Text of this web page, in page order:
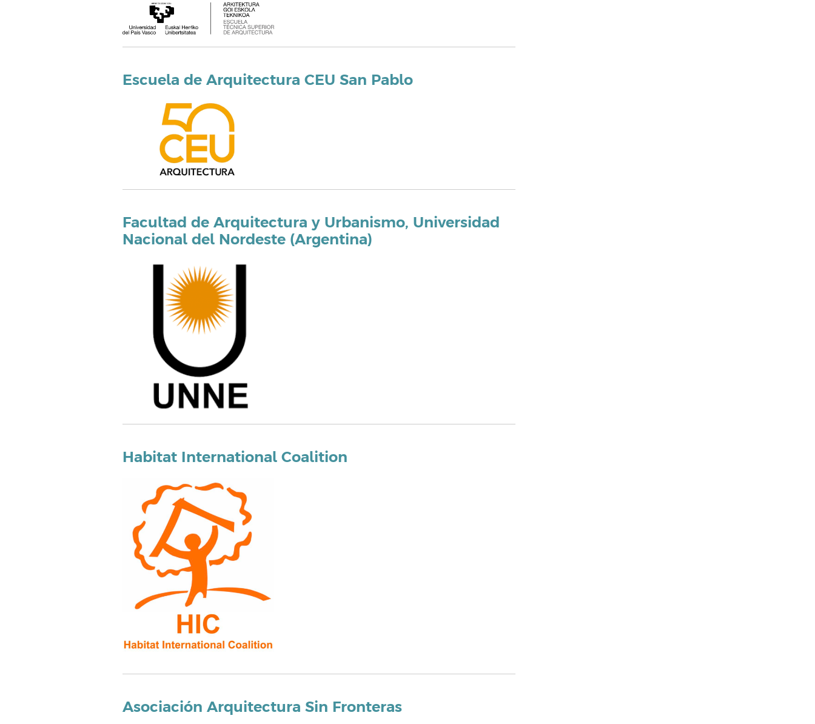
Escuela de Arquitectura CEU San Pablo
Facultad de Arquitectura y Urbanismo, Universidad
Nacional del Nordeste (Argentina)
Habitat International Coalition
Asociación Arquitectura Sin Fronteras